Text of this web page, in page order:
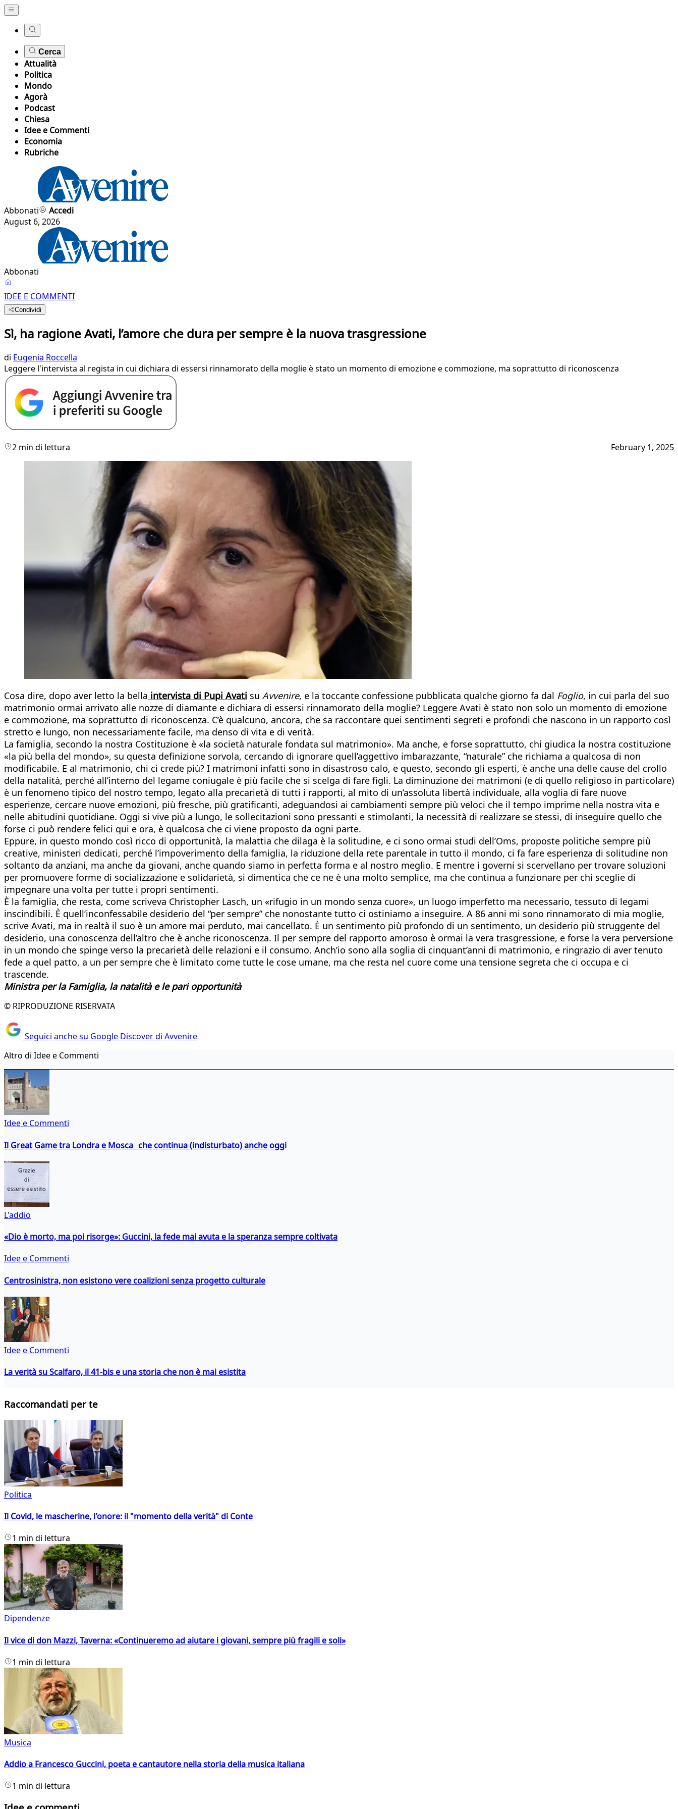
Cerca
Attualità
Politica
Mondo
Agorà
Podcast
Chiesa
Idee e Commenti
Economia
Rubriche
Abbonati
Accedi
August 6, 2026
Abbonati
IDEE E COMMENTI
Condividi
Sì, ha ragione Avati, l’amore che dura per sempre è la nuova trasgressione
di Eugenia Roccella
Leggere l'intervista al regista in cui dichiara di essersi rinnamorato della moglie è stato un momento di emozione e commozione, ma soprattutto di riconoscenza
2 min di lettura February 1, 2025
Cosa dire, dopo aver letto la bella intervista di Pupi Avati su Avvenire, e la toccante confessione pubblicata qualche giorno fa dal Foglio, in cui parla del suo
matrimonio ormai arrivato alle nozze di diamante e dichiara di essersi rinnamorato della moglie? Leggere Avati è stato non solo un momento di emozione
e commozione, ma soprattutto di riconoscenza. C’è qualcuno, ancora, che sa raccontare quei sentimenti segreti e profondi che nascono in un rapporto così
stretto e lungo, non necessariamente facile, ma denso di vita e di verità.
La famiglia, secondo la nostra Costituzione è «la società naturale fondata sul matrimonio». Ma anche, e forse soprattutto, chi giudica la nostra costituzione
«la più bella del mondo», su questa definizione sorvola, cercando di ignorare quell’aggettivo imbarazzante, “naturale” che richiama a qualcosa di non
modificabile. E al matrimonio, chi ci crede più? I matrimoni infatti sono in disastroso calo, e questo, secondo gli esperti, è anche una delle cause del crollo
della natalità, perché all’interno del legame coniugale è più facile che si scelga di fare figli. La diminuzione dei matrimoni (e di quello religioso in particolare)
è un fenomeno tipico del nostro tempo, legato alla precarietà di tutti i rapporti, al mito di un’assoluta libertà individuale, alla voglia di fare nuove
esperienze, cercare nuove emozioni, più fresche, più gratificanti, adeguandosi ai cambiamenti sempre più veloci che il tempo imprime nella nostra vita e
nelle abitudini quotidiane. Oggi si vive più a lungo, le sollecitazioni sono pressanti e stimolanti, la necessità di realizzare se stessi, di inseguire quello che
forse ci può rendere felici qui e ora, è qualcosa che ci viene proposto da ogni parte.
Eppure, in questo mondo così ricco di opportunità, la malattia che dilaga è la solitudine, e ci sono ormai studi dell’Oms, proposte politiche sempre più
creative, ministeri dedicati, perché l’impoverimento della famiglia, la riduzione della rete parentale in tutto il mondo, ci fa fare esperienza di solitudine non
soltanto da anziani, ma anche da giovani, anche quando siamo in perfetta forma e al nostro meglio. E mentre i governi si scervellano per trovare soluzioni
per promuovere forme di socializzazione e solidarietà, si dimentica che ce ne è una molto semplice, ma che continua a funzionare per chi sceglie di
impegnare una volta per tutte i propri sentimenti.
È la famiglia, che resta, come scriveva Christopher Lasch, un «rifugio in un mondo senza cuore», un luogo imperfetto ma necessario, tessuto di legami
inscindibili. È quell’inconfessabile desiderio del “per sempre” che nonostante tutto ci ostiniamo a inseguire. A 86 anni mi sono rinnamorato di mia moglie,
scrive Avati, ma in realtà il suo è un amore mai perduto, mai cancellato. È un sentimento più profondo di un sentimento, un desiderio più struggente del
desiderio, una conoscenza dell’altro che è anche riconoscenza. Il per sempre del rapporto amoroso è ormai la vera trasgressione, e forse la vera perversione
in un mondo che spinge verso la precarietà delle relazioni e il consumo. Anch’io sono alla soglia di cinquant’anni di matrimonio, e ringrazio di aver tenuto
fede a quel patto, a un per sempre che è limitato come tutte le cose umane, ma che resta nel cuore come una tensione segreta che ci occupa e ci
trascende.
Ministra per la Famiglia, la natalità e le pari opportunità
© RIPRODUZIONE RISERVATA
Seguici anche su Google Discover di Avvenire
Altro di Idee e Commenti
Idee e Commenti
Il Great Game tra Londra e Mosca che continua (indisturbato) anche oggi
L'addio
«Dio è morto, ma poi risorge»: Guccini, la fede mai avuta e la speranza sempre coltivata
Idee e Commenti
Centrosinistra, non esistono vere coalizioni senza progetto culturale
Idee e Commenti
La verità su Scalfaro, il 41-bis e una storia che non è mai esistita
Raccomandati per te
Politica
Il Covid, le mascherine, l'onore: il "momento della verità" di Conte
1 min di lettura
Dipendenze
Il vice di don Mazzi, Taverna: «Continueremo ad aiutare i giovani, sempre più fragili e soli»
1 min di lettura
Musica
Addio a Francesco Guccini, poeta e cantautore nella storia della musica italiana
1 min di lettura